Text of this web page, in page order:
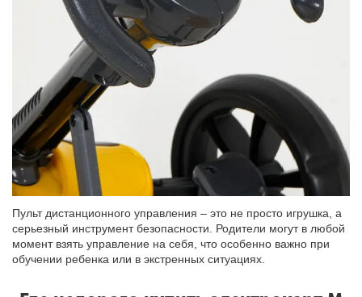
Пульт дистанционного управления – это не просто игрушка, а
серьезный инструмент безопасности. Родители могут в любой
момент взять управление на себя, что особенно важно при
обучении ребенка или в экстренных ситуациях.